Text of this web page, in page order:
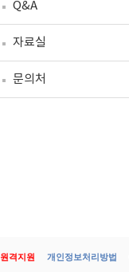
Q&A
자료실
문의처
원격지원 개인정보처리방법